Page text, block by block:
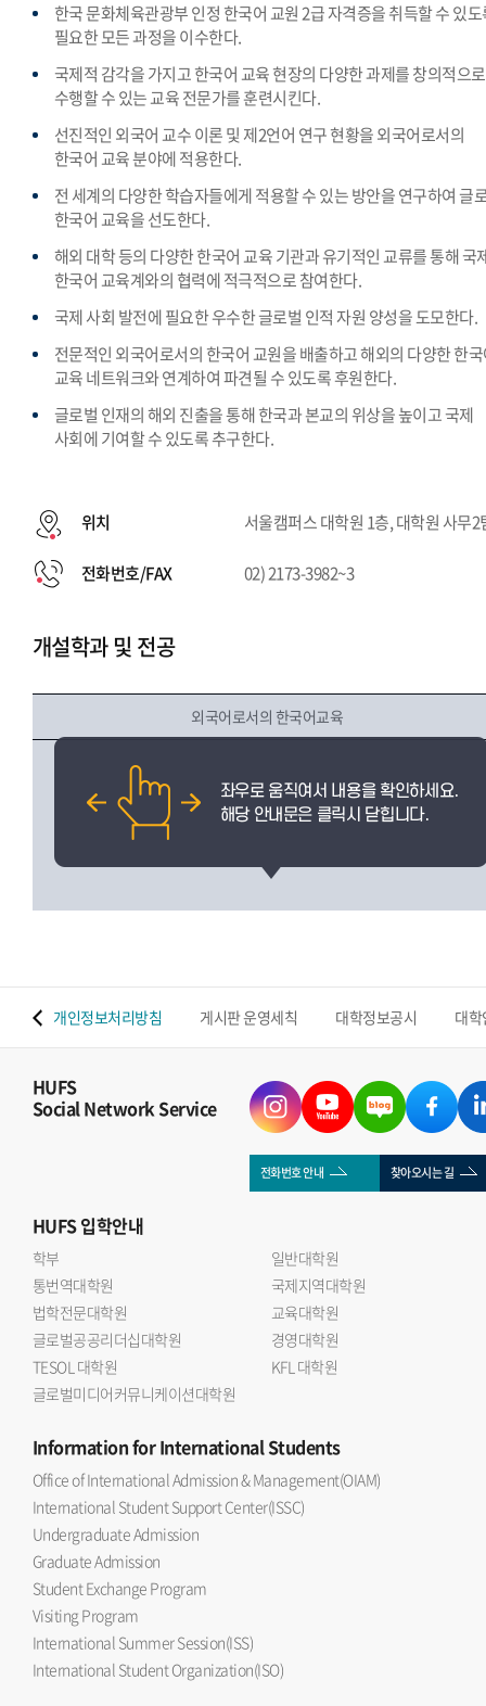
한국 문화체육관광부 인정 한국어 교원 2급 자격증을 취득할 수 있
필요한 모든 과정을 이수한다.
국제적 감각을 가지고 한국어 교육 현장의 다양한 과제를 창의적으로
수행할 수 있는 교육 전문가를 훈련시킨다.
선진적인 외국어 교수 이론 및 제2언어 연구 현황을 외국어로서의
한국어 교육 분야에 적용한다.
전 세계의 다양한 학습자들에게 적용할 수 있는 방안을 연구하여 글
한국어 교육을 선도한다.
해외 대학 등의 다양한 한국어 교육 기관과 유기적인 교류를 통해 국
한국어 교육계와의 협력에 적극적으로 참여한다.
국제 사회 발전에 필요한 우수한 글로벌 인적 자원 양성을 도모한다.
전문적인 외국어로서의 한국어 교원을 배출하고 해외의 다양한 한
교육 네트워크와 연계하여 파견될 수 있도록 후원한다.
글로벌 인재의 해외 진출을 통해 한국과 본교의 위상을 높이고 국제
사회에 기여할 수 있도록 추구한다.
위치 서울캠퍼스 대학원 1층, 대학원 사무2
전화번호/FAX 02) 2173-3982~3
개설학과 및 전공
외국어로서의 한국어교육
개인정보처리방침 게시판 운영세칙 대학정보공시 대
HUFS
Social Network Service
전화번호 안내 찾아오시는 길
HUFS입학안내
학부
일반대학원
통번역대학원
국제지역대학원
법학전문대학원
교육대학원
글로벌공공리더십대학원
경영대학원
TESOL 대학원
KFL 대학원
글로벌미디어커뮤니케이션대학원
Informationfor International Students
Office of International Admission & Management(OIAM)
International Student Support Center(ISSC)
Undergraduate Admission
Graduate Admission
Student Exchange Program
Visiting Program
International Summer Session(ISS)
International Student Organization(ISO)